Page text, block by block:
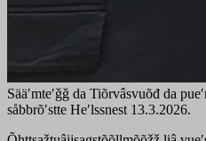
Sääʹmteʹǧǧ da Tiõrvâsvuõđ da
såbbrõʹstte Heʹlssnest 13.3.2026.